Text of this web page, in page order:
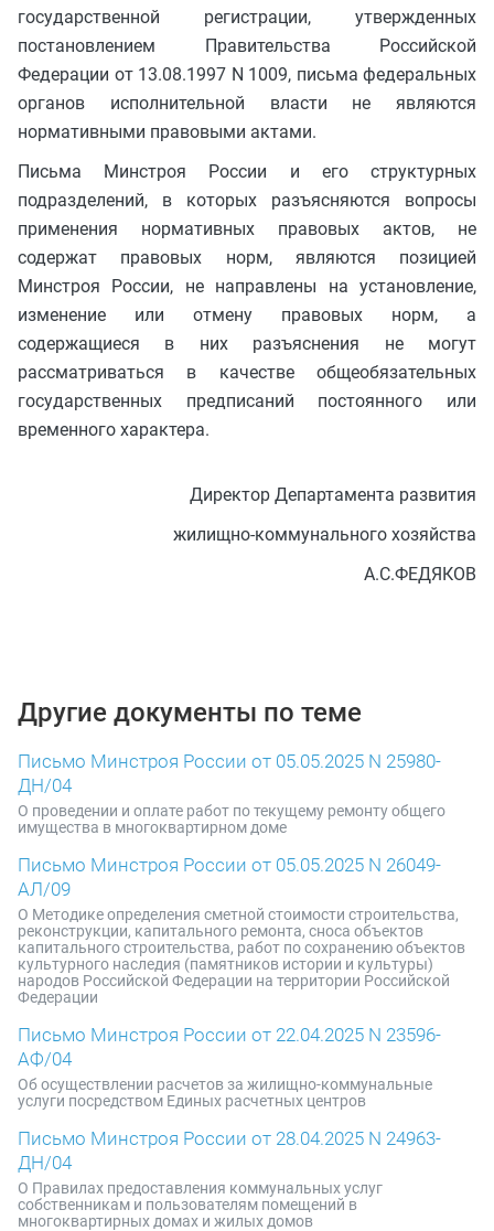
государственной регистрации, утвержденных
постановлением Правительства Российской
Федерации от 13.08.1997 N 1009, письма федеральных
органов исполнительной власти не являются
нормативными правовыми актами.
Письма Минстроя России и его структурных
подразделений, в которых разъясняются вопросы
применения нормативных правовых актов, не
содержат правовых норм, являются позицией
Минстроя России, не направлены на установление,
изменение или отмену правовых норм, а
содержащиеся в них разъяснения не могут
рассматриваться в качестве общеобязательных
государственных предписаний постоянного или
временного характера.
Директор Департамента развития
жилищно-коммунального хозяйства
А.С.ФЕДЯКОВ
Другие документы по теме
Письмо Минстроя России от 05.05.2025 N 25980-
ДН/04
О проведении и оплате работ по текущему ремонту общего
имущества в многоквартирном доме
Письмо Минстроя России от 05.05.2025 N 26049-
АЛ/09
О Методике определения сметной стоимости строительства,
реконструкции, капитального ремонта, сноса объектов
капитального строительства, работ по сохранению объектов
культурного наследия (памятников истории и культуры)
народов Российской Федерации на территории Российской
Федерации
Письмо Минстроя России от 22.04.2025 N 23596-
АФ/04
Об осуществлении расчетов за жилищно-коммунальные
услуги посредством Единых расчетных центров
Письмо Минстроя России от 28.04.2025 N 24963-
ДН/04
О Правилах предоставления коммунальных услуг
собственникам и пользователям помещений в
многоквартирных домах и жилых домов